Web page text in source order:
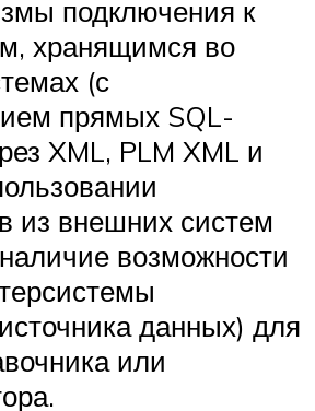
подключения к
хранящимся во
(с
прямых SQL­
XML, PLM XML и
из внешних систем
возможности
данных) для
или